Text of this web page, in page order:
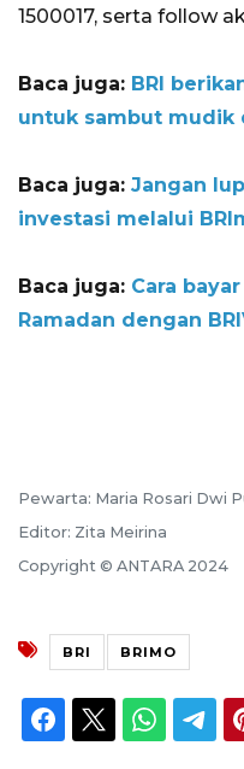
1500017, serta follow
Baca juga: BRI
untuk sambut mudik
Baca juga: Jangan
investasi melalui
Baca juga: Cara
Ramadan dengan
Pewarta: Maria Rosari Dwi
Editor: Zita Meirina
Copyright © ANTARA 2024
BRI BRIMO